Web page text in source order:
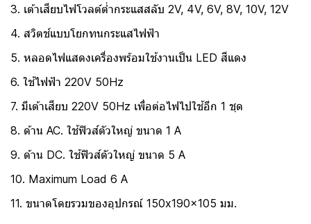
3. เต้าเสียบไฟโวลต์ต่ำกระแสสลับ 2V, 4V, 6V, 8V, 10V, 12V
4. สวิตช์แบบโยกทนกระแสไฟฟ้า
5. หลอดไฟแสดงเครื่องพร้อมใช้งานเป็น LED สีแดง
6. ใช้ไฟฟ้า 220V 50Hz
7. มีเต้าเสียบ 220V 50Hz เพื่อต่อไฟไปใช้อีก 1 ชุด
8. ด้าน AC. ใช้ฟิวส์ตัวใหญ่ ขนาด 1 A
9. ด้าน DC. ใช้ฟิวส์ตัวใหญ่ ขนาด 5 A
10. Maximum Load 6 A
11. ขนาดโดยรวมของอุปกรณ์ 150x190x105 มม.